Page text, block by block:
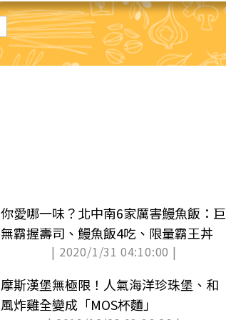
你愛哪一味？北中南6家厲害鰻魚飯：巨
無霸握壽司、鰻魚飯4吃、限量霸王丼
| 2020/1/31 04:10:00 |
摩斯漢堡無極限！人氣海洋珍珠堡、和
風炸雞全變成「MOS杯麵」